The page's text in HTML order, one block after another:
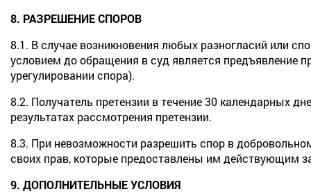
8. РАЗРЕШЕНИЕ СПОРОВ
8.1. В случае возникновения любых разногласий или
условием до обращения в суд является предъявление
урегулировании спора).
8.2. Получатель претензии в течение 30 календарных
результатах рассмотрения претензии.
8.3. При невозможности разрешить спор в
своих прав, которые предоставлены им действующим
9. ДОПОЛНИТЕЛЬНЫЕ УСЛОВИЯ